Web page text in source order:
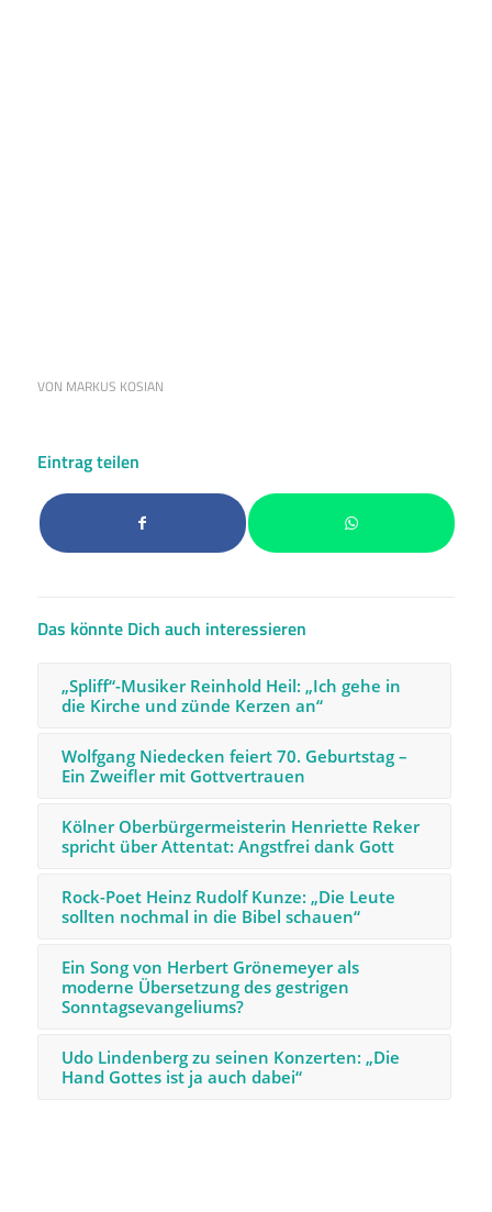
VON MARKUS KOSIAN
Eintrag teilen
Das könnte Dich auch interessieren
„Spliff“-Musiker Reinhold Heil: „Ich gehe in
die Kirche und zünde Kerzen an“
Wolfgang Niedecken feiert 70. Geburtstag –
Ein Zweifler mit Gottvertrauen
Kölner Oberbürgermeisterin Henriette Reker
spricht über Attentat: Angstfrei dank Gott
Rock-Poet Heinz Rudolf Kunze: „Die Leute
sollten nochmal in die Bibel schauen“
Ein Song von Herbert Grönemeyer als
moderne Übersetzung des gestrigen
Sonntagsevangeliums?
Udo Lindenberg zu seinen Konzerten: „Die
Hand Gottes ist ja auch dabei“